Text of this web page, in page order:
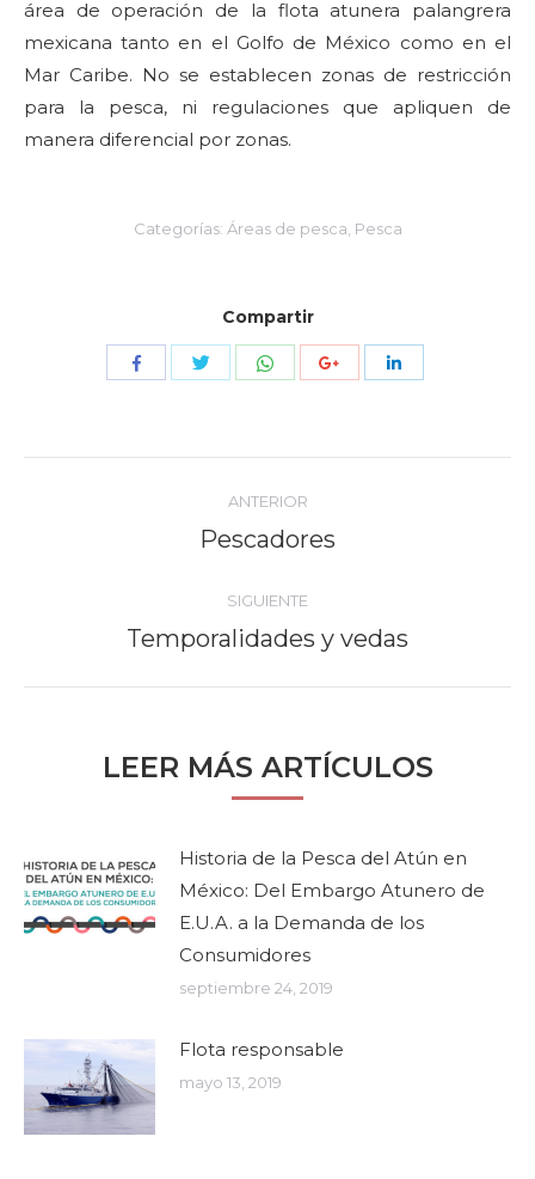
área de operación de la flota atunera palangrera
mexicana tanto en el Golfo de México como en el
Mar Caribe. No se establecen zonas de restricción
para la pesca, ni regulaciones que apliquen de
manera diferencial por zonas.
Categorías: Áreas de pesca Pesca
Compartir
CompartirCompartir Compartir Compartir
Navegación
publicaciones
ANTERIOR
Publicación
Pescadores
SIGUIENTE
Publicación
Temporalidades y vedas
LEER MÁS ARTÍCULOS
Historia de la Pesca del Atún en
México: Del Embargo Atunero de
E.U.A. a la Demanda de los
Consumidores
septiembre 24, 2019
Flota responsable
mayo 13, 2019